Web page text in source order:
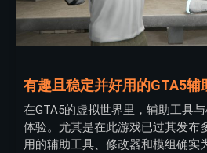
有趣且稳定并好用的GTA5辅
在GTA5的虚拟世界里，辅助工具
体验。尤其是在此游戏已过其发布
用的辅助工具、修改器和模组确实